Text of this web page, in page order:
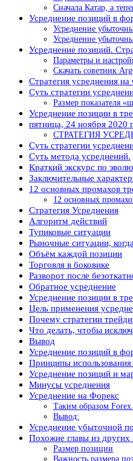
Сначала Катар, а
Усреднение позиций в
Усреднение
Усреднение
Усреднение позиций.
Параметры и
Скачать советник
Стратегия усреднения на
Суть стратегии
Размер показателя
Усреднение позиции в
пятница, 24 ноября 2020
СТРАТЕГИЯ
Суть стратегии
Суть метода усреднений.
Краткий экскурс по
Заключительные
12 основных промахов
12 основных
Стратегия Усреднения
Алгоритм действий
Тупиковые ситуации
Рыночные ситуации,
Объём каждой позиции
Торговля в боковике
Разворот после
Обратное усреднение
Усреднение позиции в
Цель применения
Почему стратегии
Что делать, чтобы
Вывод
Усреднение позиций в
Принципы
Усреднение позиций и
Минусы усреднения
Усреднение на Форекс
Таким образом Forex
Вывод:
Усреднение убыточной
Похожие главы из других
Размер позиции
Важность размера